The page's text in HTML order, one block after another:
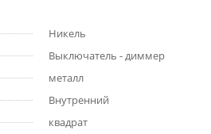
Никель
Выключатель - диммер
металл
Внутренний
квадрат